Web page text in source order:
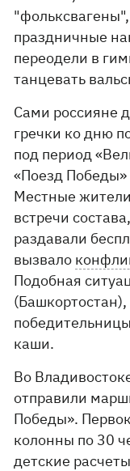
праздничные
переодели в
танцевать
Сами россияне
гречки ко дню
под период
«Поезд
Местные жители
встречи
раздавали
вызвало
Подобная
каши.
Во
отправили
Победы».
колонны по 30
детские